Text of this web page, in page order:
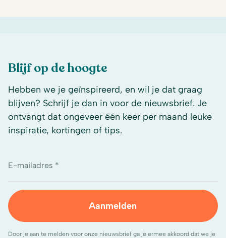
Blijf op de hoogte
Hebben we je geïnspireerd, en wil je dat graag
blijven? Schrijf je dan in voor de nieuwsbrief. Je
ontvangt dat ongeveer één keer per maand leuke
inspiratie, kortingen of tips.
E-mailadres *
Aanmelden
Door je aan te melden voor onze nieuwsbrief ga je ermee akkoord dat we je